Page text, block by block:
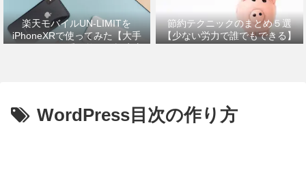
楽天モバイルUN-LIMITを
iPhoneXRで使ってみた【大手
キャリアから乗り換えの設定方
節約テクニックのまとめ５選
【少ない労力で誰でもできる】
WordPress目次の作り方